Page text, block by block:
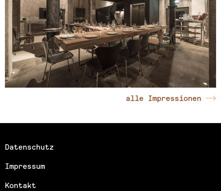
alle Impressionen
Datenschutz
Impressum
Kontakt